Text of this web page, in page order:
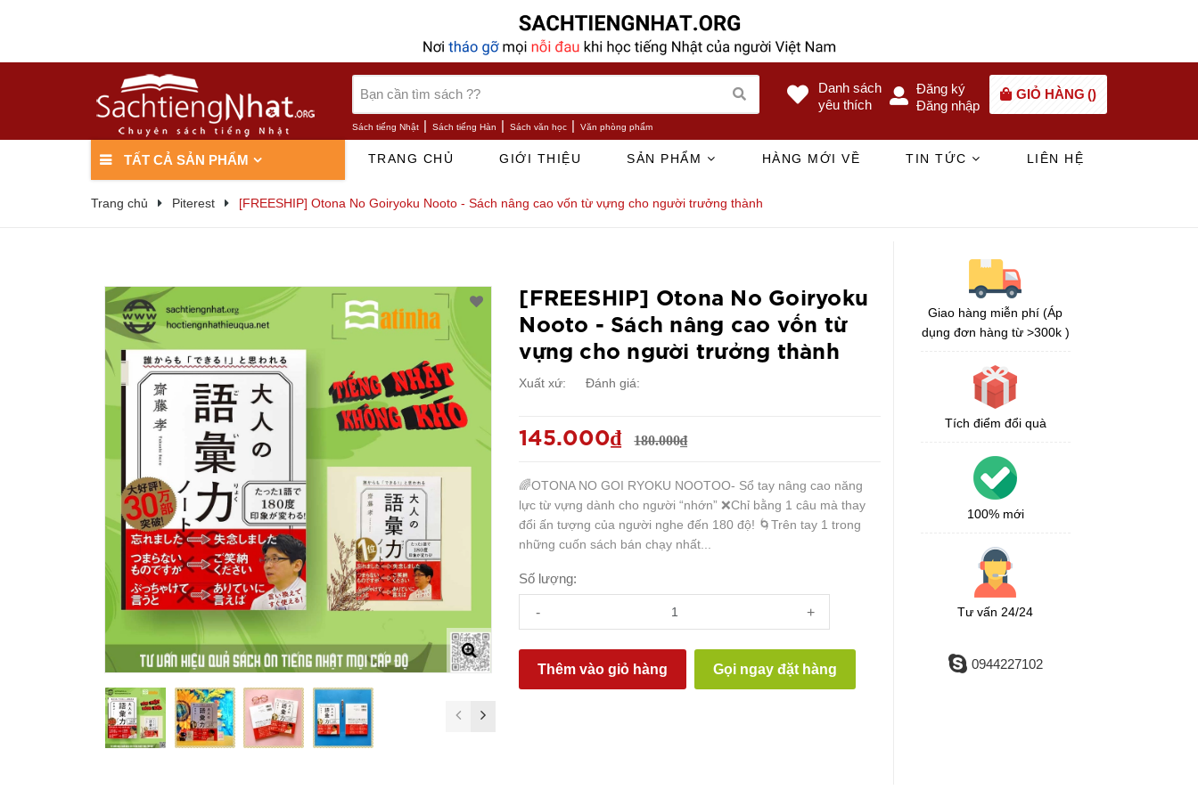
Sách tiếng Nhật | Sách tiếng Hàn | Sách văn học | Văn phòng phẩm
Danh sách
yêu thích
Đăng ký
Đăng nhập
GIỎ HÀNG ()
TẤT CẢ SẢN PHẨM TRANG CHỦ GIỚI THIỆU SẢN PHẨM HÀNG MỚI VỀ TIN TỨC LIÊN HỆ
Trang chủ Piterest [FREESHIP] Otona No Goiryoku Nooto - Sách nâng cao vốn từ vựng cho người trưởng thành
[FREESHIP] Otona No Goiryoku
Nooto - Sách nâng cao vốn từ
vựng cho người trưởng thành
Xuất xứ: Đánh giá:
145.000₫ 180.000₫
🌈OTONA NO GOI RYOKU NOOTOO- Sổ tay nâng cao năng
lực từ vựng dành cho người “nhớn” ❌Chỉ bằng 1 câu mà thay
đổi ấn tượng của người nghe đến 180 độ! 🌀Trên tay 1 trong
những cuốn sách bán chạy nhất...
Số lượng:
- +
Thêm vào giỏ hàng Gọi ngay đặt hàng
Giao hàng miễn phí (Áp
dụng đơn hàng từ >300k )
Tích điểm đổi quà
100% mới
Tư vấn 24/24
0944227102